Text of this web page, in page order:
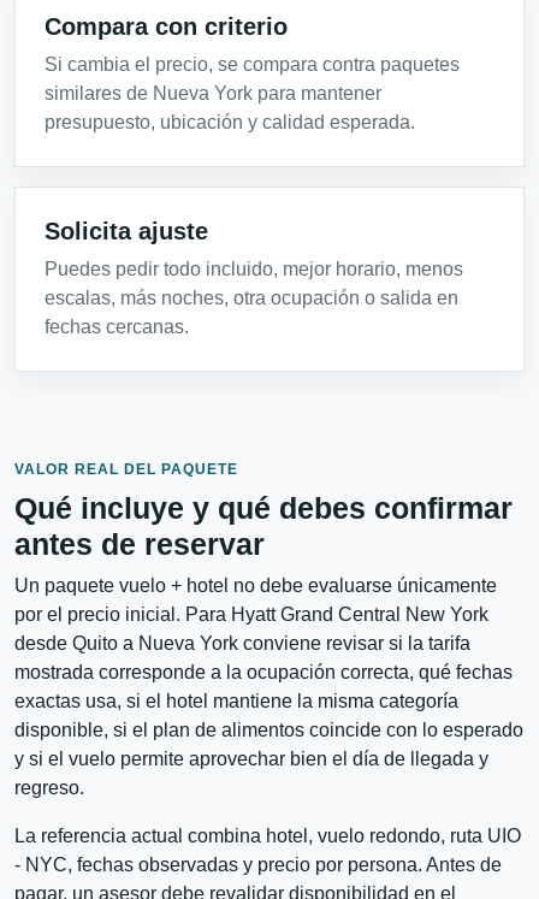
Compara con criterio
Si cambia el precio, se compara contra paquetes
similares de Nueva York para mantener
presupuesto, ubicación y calidad esperada.
Solicita ajuste
Puedes pedir todo incluido, mejor horario, menos
escalas, más noches, otra ocupación o salida en
fechas cercanas.
VALOR REAL DEL PAQUETE
Qué incluye y qué debes confirmar
antes de reservar
Un paquete vuelo + hotel no debe evaluarse únicamente
por el precio inicial. Para Hyatt Grand Central New York
desde Quito a Nueva York conviene revisar si la tarifa
mostrada corresponde a la ocupación correcta, qué fechas
exactas usa, si el hotel mantiene la misma categoría
disponible, si el plan de alimentos coincide con lo esperado
y si el vuelo permite aprovechar bien el día de llegada y
regreso.
La referencia actual combina hotel, vuelo redondo, ruta UIO
- NYC, fechas observadas y precio por persona. Antes de
pagar, un asesor debe revalidar disponibilidad en el